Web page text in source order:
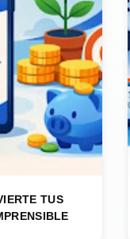
TUS